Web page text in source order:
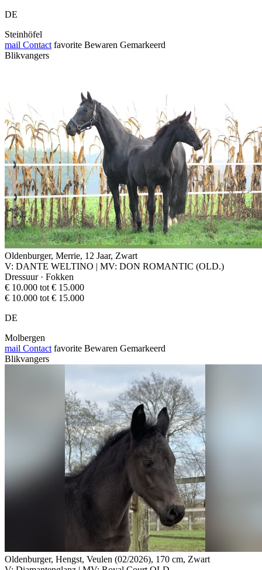
DE
Steinhöfel
mail Contact favorite Bewaren Gemarkeerd
Blikvangers
Oldenburger, Merrie, 12 Jaar, Zwart
V: DANTE WELTINO | MV: DON ROMANTIC (OLD.)
Dressuur · Fokken
€ 10.000 tot € 15.000
€ 10.000 tot € 15.000
DE
Molbergen
mail Contact favorite Bewaren Gemarkeerd
Blikvangers
Oldenburger, Hengst, Veulen (02/2026), 170 cm, Zwart